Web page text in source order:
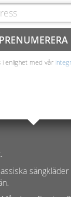
PRENUMERERA
enlighet med vår